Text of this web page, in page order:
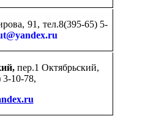
91, тел.8(395-65) 5-
пер.1 Октябрьский,
3-10-78,